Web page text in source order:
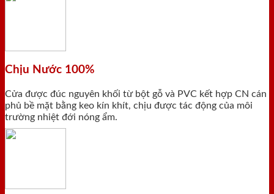
Chịu Nước 100%
Cửa được đúc nguyên khối từ bột gỗ và PVC kết hợp CN cán
phủ bề mặt bằng keo kín khít, chịu được tác động của môi
trường nhiệt đới nóng ẩm.